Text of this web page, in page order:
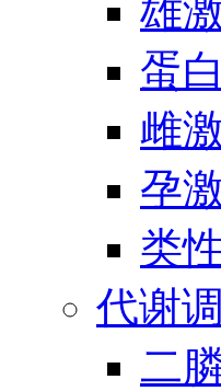
雄
蛋
雌
孕
类
代谢
二